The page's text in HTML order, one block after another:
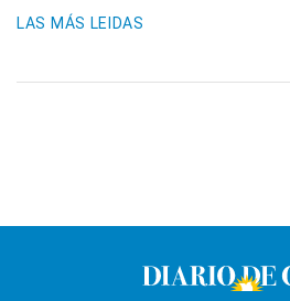
LAS MÁS LEIDAS